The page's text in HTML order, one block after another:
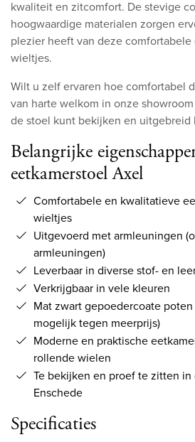
kwaliteit en zitcomfort. De stevige
hoogwaardige materialen zorgen
plezier heeft van deze
wieltjes.
Wilt u zelf ervaren hoe comfortabel
van harte welkom in onze
de stoel kunt bekijken en
Belangrijke
eetkamerstoel Axel
Comfortabele en kwalitatieve
wieltjes
Uitgevoerd met armleuningen
armleuningen)
Leverbaar in diverse stof- en
Verkrijgbaar in vele kleuren
Mat zwart gepoedercoate
mogelijk tegen meerprijs)
Moderne en praktische
rollende wielen
Te bekijken en proef te zitten
Enschede
Specificaties